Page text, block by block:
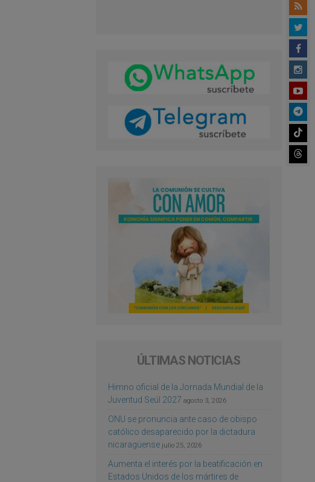
ÚLTIMAS NOTICIAS
Himno oficial de la Jornada Mundial de la
Juventud Seúl 2027 agosto 3, 2026
ONU se pronuncia ante caso de obispo
católico desaparecido por la dictadura
nicaragüense julio 25, 2026
Aumenta el interés por la beatificación en
Estados Unidos de los mártires de